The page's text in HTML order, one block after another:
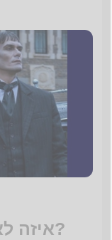
איזה לאורץ' אדמס אתה אוהב?